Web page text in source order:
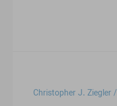
/
Christopher J. Ziegler